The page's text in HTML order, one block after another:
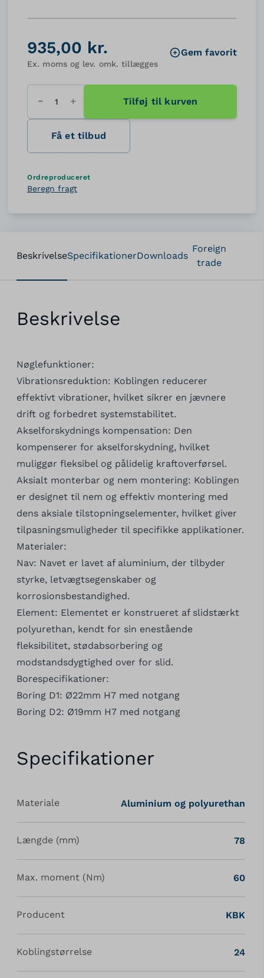
935,00 kr.
Ex. moms og lev. omk. tillægges
Gem favorit
Antal Tilføj til kurven
Få et tilbud
Ordreproduceret
Beregn fragt
BeskrivelseSpecifikationerDownloads
Foreign
trade
Beskrivelse
Nøglefunktioner:
Vibrationsreduktion: Koblingen reducerer
effektivt vibrationer, hvilket sikrer en jævnere
drift og forbedret systemstabilitet.
Akselforskydnings kompensation: Den
kompenserer for akselforskydning, hvilket
muliggør fleksibel og pålidelig kraftoverførsel.
Aksialt monterbar og nem montering: Koblingen
er designet til nem og effektiv montering med
dens aksiale tilstopningselementer, hvilket giver
tilpasningsmuligheder til specifikke applikationer.
Materialer:
Nav: Navet er lavet af aluminium, der tilbyder
styrke, letvægtsegenskaber og
korrosionsbestandighed.
Element: Elementet er konstrueret af slidstærkt
polyurethan, kendt for sin enestående
fleksibilitet, stødabsorbering og
modstandsdygtighed over for slid.
Borespecifikationer:
Boring D1: Ø22mm H7 med notgang
Boring D2: Ø19mm H7 med notgang
Specifikationer
Materiale Aluminium og polyurethan
Længde (mm) 78
Max. moment (Nm) 60
Producent KBK
Koblingstørrelse 24